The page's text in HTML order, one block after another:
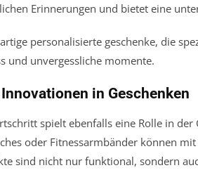
Erinnerungen und bietet eine
in Geschenken
spielt ebenfalls eine Rolle in
oder Fitnessarmbänder können
sind nicht nur funktional, sondern